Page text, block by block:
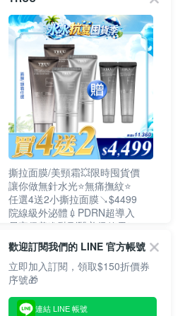
撕拉面膜/美頸霜💥限時囤貨價
讓你做無針水光⭐無痛撫紋⭐
任選4送2小撕拉面膜↘$4499
院線級外泌體💉PDRN超導入
居家保養進階到醫美級效果❗
歡迎訂閱我們的 LINE 官方帳號
立即加入訂閱，領取$150折價券
序號🎁
連結 LINE 帳號